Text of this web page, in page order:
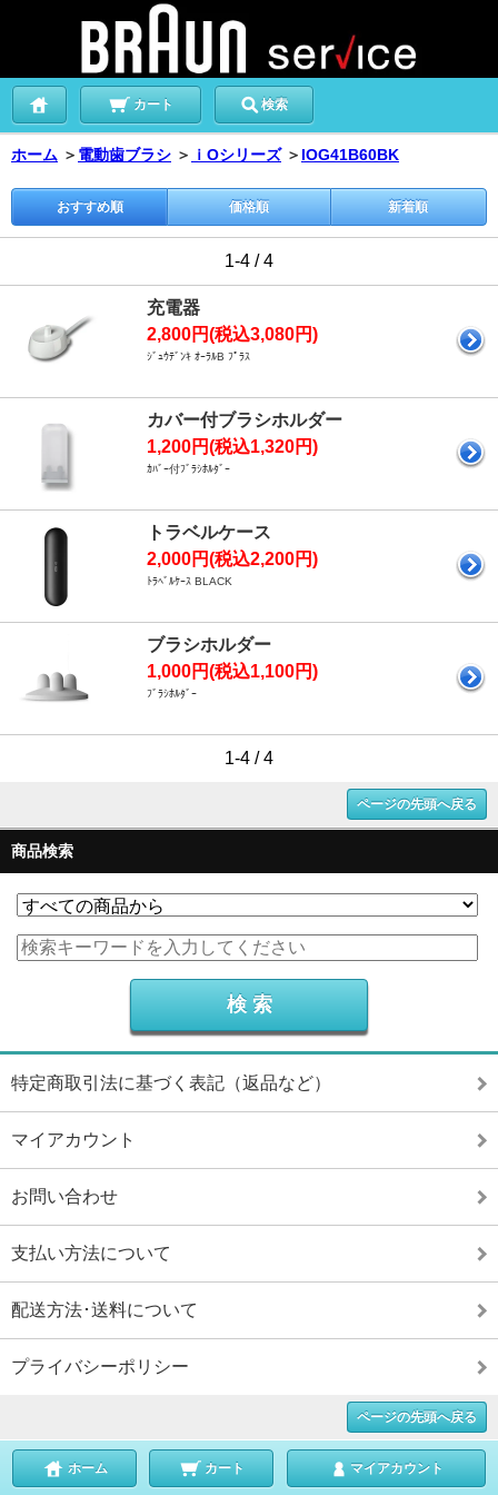
カート 検索
ホーム ＞ 電動歯ブラシ ＞ ｉOシリーズ ＞ IOG41B60BK
おすすめ順 価格順 新着順
1-4 / 4
充電器
2,800円(税込3,080円)
ｼﾞｭｳﾃﾞﾝｷ ｵｰﾗﾙB ﾌﾟﾗｽ
カバー付ブラシホルダー
1,200円(税込1,320円)
ｶﾊﾞｰ付ﾌﾞﾗｼﾎﾙﾀﾞｰ
トラベルケース
2,000円(税込2,200円)
ﾄﾗﾍﾞﾙｹｰｽ BLACK
ブラシホルダー
1,000円(税込1,100円)
ﾌﾞﾗｼﾎﾙﾀﾞｰ
1-4 / 4
ページの先頭へ戻る
商品検索
特定商取引法に基づく表記（返品など）
マイアカウント
お問い合わせ
支払い方法について
配送方法･送料について
プライバシーポリシー
ページの先頭へ戻る
ホーム カート マイアカウント